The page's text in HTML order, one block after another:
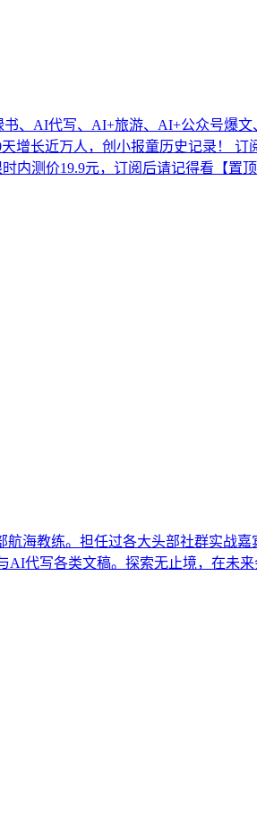
、AI代写、AI+旅游、AI+公众号爆
长近万人，创小报童历史记录！ 订
内测价19.9元，订阅后请记得看【置
海教练。担任过各大头部社群实战
代写各类文稿。探索无止境，在未